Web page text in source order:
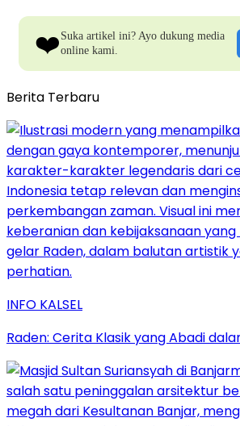
❤️ Suka artikel ini? Ayo dukung media
online kami.
Berita Terbaru
INFO KALSEL
Raden: Cerita Klasik yang Abadi